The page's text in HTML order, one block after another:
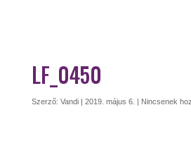
LF_0450
Szerző: Vandi| 2019. május 6. | Nincsenek